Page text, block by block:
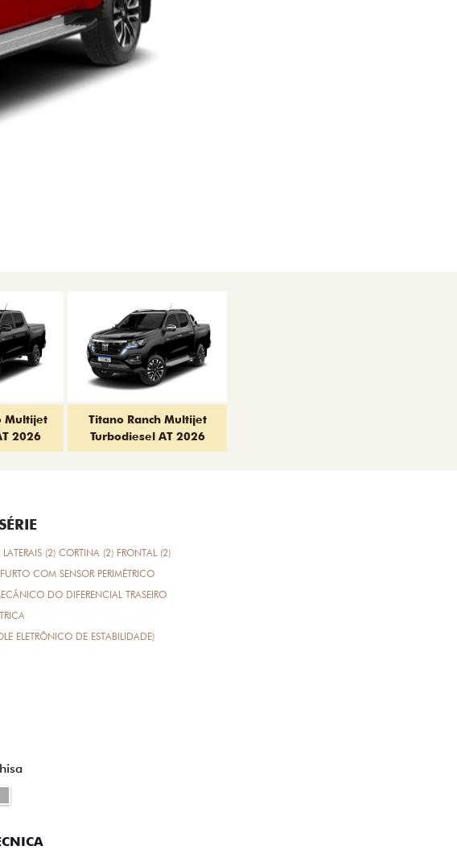
Multijet
2026
Titano Ranch Multijet
Turbodiesel AT 2026
(2) CORTINA (2) FRONTAL (2)
COM SENSOR PERIMÉTRICO
DO DIFERENCIAL TRASEIRO
ELETRÔNICO DE ESTABILIDADE)